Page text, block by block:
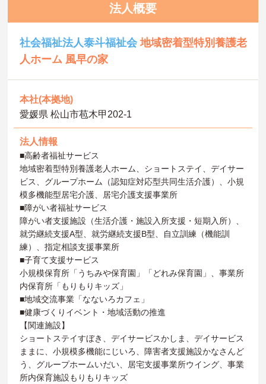
法人概要
社会福祉法人泰斗福祉会地域密着型特別養護老
人ホーム 風早の家
本社(本拠地)
愛媛県 松山市苞木甲202‐1
法人情報
■高齢者福祉サービス
地域密着型特別養護老人ホーム、ショートステイ、デイサー
ビス、グループホーム（認知症対応型共同生活介護）、小規
模多機能型居宅介護、居宅介護支援事業所
■障がい者福祉サービス
障がい者支援施設（生活介護・施設入所支援・短期入所）、
就労継続支援A型、就労継続支援B型、自立訓練（機能訓
練）、指定相談支援事業所
■子育て支援サービス
小規模保育所「うちみや保育園」「どれみ保育園」、事業所
内保育所「もりもりキッズ」
■地域交流事業「なないろカフェ」
■健康づくりイベント・地域活動の推進
【関連施設】
ショートステイすぼき、デイサービスかしま、デイサービス
ままに、小規模多機能にじいろ、障害者支援施設かなさんど
う、グループホームいだい、居宅支援事業所ウイング、事業
所内保育施設もりもりキッズ